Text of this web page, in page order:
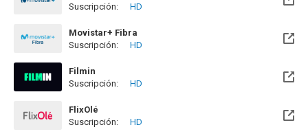
Disponible hasta el Lun, 31 May 2027 (Quedan 9 meses)
Suscripción: HD
Movistar+ Fibra
Disponible hasta el Lun, 31 May 2027 (Quedan 9 meses)
Suscripción: HD
Filmin
Disponible hasta el Mié, 31 Dic 2031 (Quedan 5 años)
Suscripción: HD
FlixOlé
Suscripción:
HD